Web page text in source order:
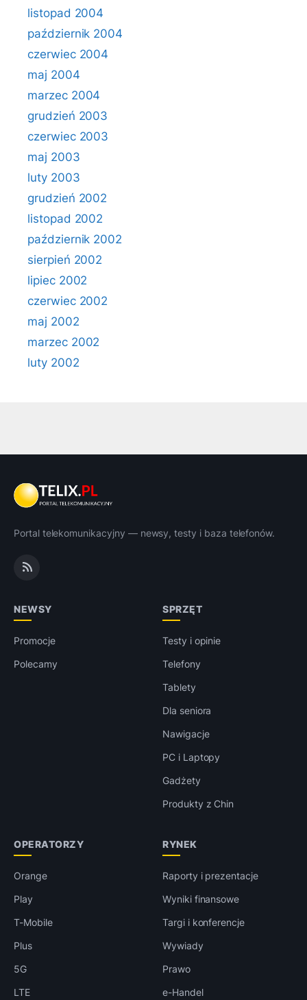
listopad 2004
październik 2004
czerwiec 2004
maj 2004
marzec 2004
grudzień 2003
czerwiec 2003
maj 2003
luty 2003
grudzień 2002
listopad 2002
październik 2002
sierpień 2002
lipiec 2002
czerwiec 2002
maj 2002
marzec 2002
luty 2002
Portal telekomunikacyjny — newsy, testy i baza telefonów.
NEWSY
Promocje
Polecamy
SPRZĘT
Testy i opinie
Telefony
Tablety
Dla seniora
Nawigacje
PC i Laptopy
Gadżety
Produkty z Chin
OPERATORZY
Orange
Play
T-Mobile
Plus
5G
LTE
RYNEK
Raporty i prezentacje
Wyniki finansowe
Targi i konferencje
Wywiady
Prawo
e-Handel